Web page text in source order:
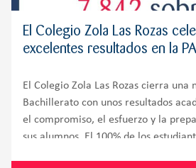
El Colegio Zola Las Rozas
excelentes resultados en la
El Colegio Zola Las Rozas cierra una
Bachillerato con unos resultados
el compromiso, el esfuerzo y la
sus alumnos. El 100% de los